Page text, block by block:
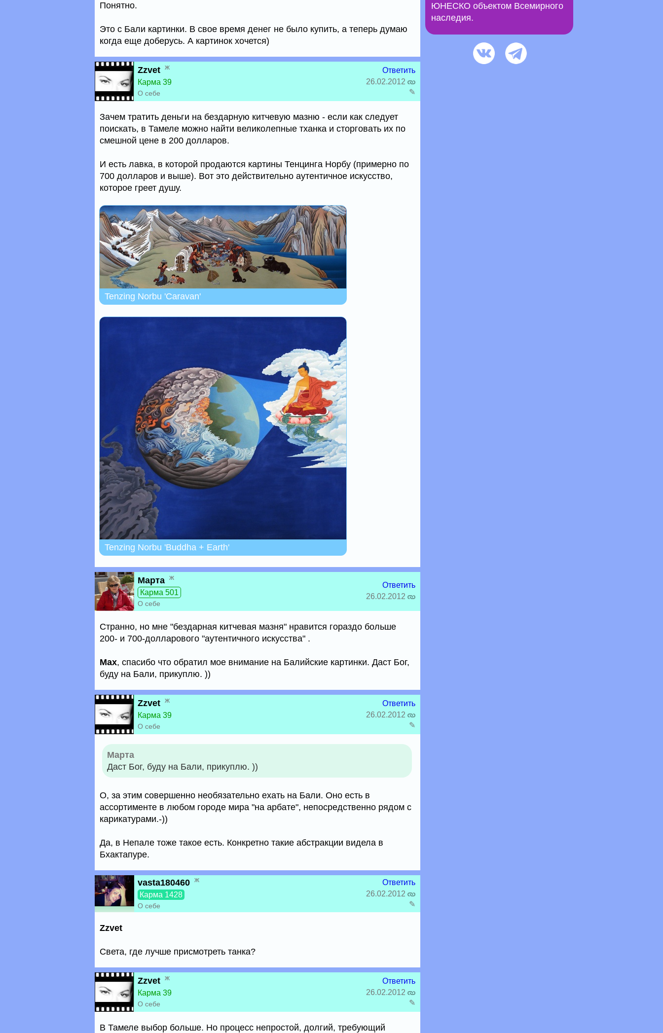
Понятно.
Это с Бали картинки. В свое время денег не было купить, а теперь думаю
когда еще доберусь. А картинок хочется)
Zzvet ж
Карма 39
О себе
Ответить
26.02.2012
✎
Зачем тратить деньги на бездарную китчевую мазню - если как следует
поискать, в Тамеле можно найти великолепные тханка и сторговать их по
смешной цене в 200 долларов.
И есть лавка, в которой продаются картины Тенцинга Норбу (примерно по
700 долларов и выше). Вот это действительно аутентичное искусство,
которое греет душу.
Tenzing Norbu 'Caravan'
Tenzing Norbu 'Buddha + Earth'
Марта ж
Карма 501
О себе
Ответить
26.02.2012
Странно, но мне "бездарная китчевая мазня" нравится гораздо больше
200- и 700-долларового "аутентичного искусства" .
Max, спасибо что обратил мое внимание на Балийские картинки. Даст Бог,
буду на Бали, прикуплю. ))
Zzvet ж
Карма 39
О себе
Ответить
26.02.2012
✎
Марта
Даст Бог, буду на Бали, прикуплю. ))
О, за этим совершенно необязательно ехать на Бали. Оно есть в
ассортименте в любом городе мира "на арбате", непосредственно рядом с
карикатурами.-))
Да, в Непале тоже такое есть. Конкретно такие абстракции видела в
Бхактапуре.
vasta180460 ж
Карма 1428
О себе
Ответить
26.02.2012
✎
Zzvet
Света, где лучше присмотреть танка?
Zzvet ж
Карма 39
О себе
Ответить
26.02.2012
✎
В Тамеле выбор больше. Но процесс непростой, долгий, требующий
ЮНЕСКО объектом Всемирного
наследия.